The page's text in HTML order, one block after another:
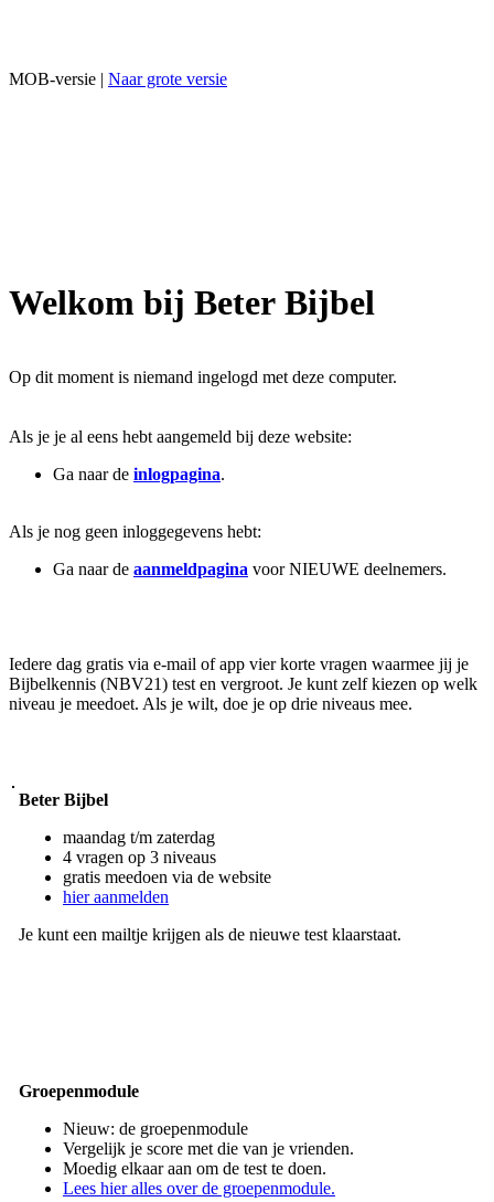
MOB-versie | Naar grote versie
Welkom bij Beter Bijbel
Op dit moment is niemand ingelogd met deze computer.
Als je je al eens hebt aangemeld bij deze website:
Ga naar de inlogpagina.
Als je nog geen inloggegevens hebt:
Ga naar de aanmeldpagina voor NIEUWE deelnemers.
Iedere dag gratis via e-mail of app vier korte vragen waarmee jij je
Bijbelkennis (NBV21) test en vergroot. Je kunt zelf kiezen op welk
niveau je meedoet. Als je wilt, doe je op drie niveaus mee.
Beter Bijbel
maandag t/m zaterdag
4 vragen op 3 niveaus
gratis meedoen via de website
hier aanmelden
Je kunt een mailtje krijgen als de nieuwe test klaarstaat.
Groepenmodule
Nieuw: de groepenmodule
Vergelijk je score met die van je vrienden.
Moedig elkaar aan om de test te doen.
Lees hier alles over de groepenmodule.